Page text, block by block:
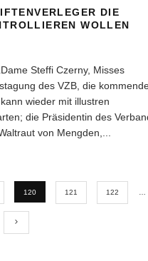
DIE
WOLLEN
Steffi Czerny, Misses
des VZB, die
wieder mit illustren
die Präsidentin des
von Mengden,...
120 121 122 …